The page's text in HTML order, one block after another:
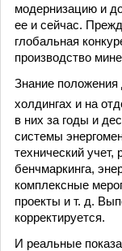
модернизацию и
ее и сейчас.
глобальная
производство
Знание положения
холдингах и на
в них за годы и
системы
технический учет,
бенчмаркинга,
комплексные
проекты и т. д.
корректируется.
И реальные